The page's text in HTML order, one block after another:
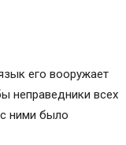
его вооружает
неправедники всех
ними было